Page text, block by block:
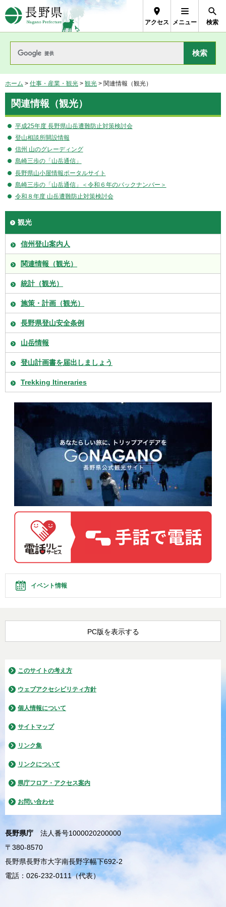
長野県Nagano Prefecture
アクセス メニュー 検索
ホーム > 仕事・産業・観光 > 観光 > 関連情報（観光）
関連情報（観光）
平成25年度 長野県山岳遭難防止対策検討会
登山相談所開設情報
信州 山のグレーディング
島崎三歩の「山岳通信」
長野県山小屋情報ポータルサイト
島崎三歩の「山岳通信」＜令和６年のバックナンバー＞
令和８年度 山岳遭難防止対策検討会
観光
信州登山案内人
関連情報（観光）
統計（観光）
施策・計画（観光）
長野県登山安全条例
山岳情報
登山計画書を届出しましょう
Trekking Itineraries
イベント情報
PC版を表示する
このサイトの考え方
ウェブアクセシビリティ方針
個人情報について
サイトマップ
リンク集
リンクについて
県庁フロア・アクセス案内
お問い合わせ
長野県庁
法人番号1000020200000
〒380-8570
長野県長野市大字南長野字幅下692-2
電話：026-232-0111（代表）